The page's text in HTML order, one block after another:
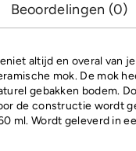
Beoordelingen (0)
altijd en overal van
mok. De mok
gebakken bodem.
de constructie wordt
ml. Wordt geleverd in